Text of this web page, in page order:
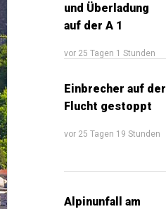
und Überladung
auf der A 1
vor 25 Tagen 1 Stunden
Einbrecher auf der
Flucht gestoppt
vor 25 Tagen 19 Stunden
Alpinunfall am